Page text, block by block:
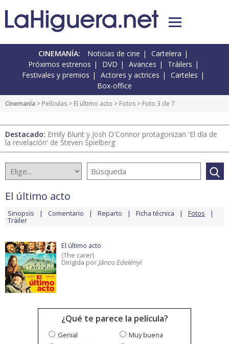
CINEMANÍA: Noticias de cine
Cartelera
Próximos estrenos
DVD Avances
Tráilers
Festivales y premios
Actores y actrices
Carteles
Box-office
Cinemanía > Películas > El último acto > Fotos > Foto 3 de 7
Destacado: Emily Blunt y Josh O'Connor protagonizan 'El día de
la revelación' de Steven Spielberg
El último acto
Sinopsis Comentario Reparto Ficha técnica Fotos
Tráiler
El último acto
(The carer)
Dirigida por János Edelényi
¿Qué te parece la película?
Genial
Muy buena